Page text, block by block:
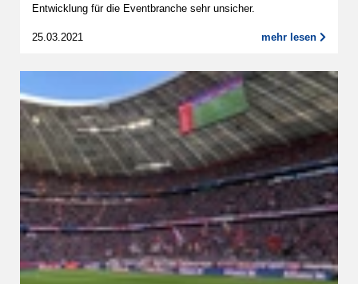
Entwicklung für die Eventbranche sehr unsicher.
25.03.2021 mehr lesen